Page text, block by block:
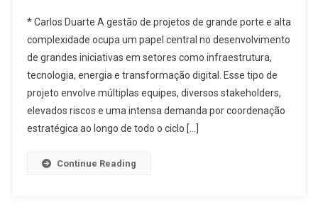
* Carlos Duarte A gestão de projetos de grande porte e alta
complexidade ocupa um papel central no desenvolvimento
de grandes iniciativas em setores como infraestrutura,
tecnologia, energia e transformação digital. Esse tipo de
projeto envolve múltiplas equipes, diversos stakeholders,
elevados riscos e uma intensa demanda por coordenação
estratégica ao longo de todo o ciclo […]
Continue Reading